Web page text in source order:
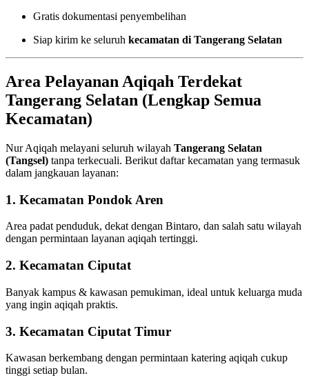
Gratis dokumentasi penyembelihan
Siap kirim ke seluruh kecamatan di Tangerang Selatan
Area Pelayanan Aqiqah Terdekat
Tangerang Selatan (Lengkap Semua
Kecamatan)
Nur Aqiqah melayani seluruh wilayah Tangerang Selatan
(Tangsel) tanpa terkecuali. Berikut daftar kecamatan yang termasuk
dalam jangkauan layanan:
1. Kecamatan Pondok Aren
Area padat penduduk, dekat dengan Bintaro, dan salah satu wilayah
dengan permintaan layanan aqiqah tertinggi.
2. Kecamatan Ciputat
Banyak kampus & kawasan pemukiman, ideal untuk keluarga muda
yang ingin aqiqah praktis.
3. Kecamatan Ciputat Timur
Kawasan berkembang dengan permintaan katering aqiqah cukup
tinggi setiap bulan.